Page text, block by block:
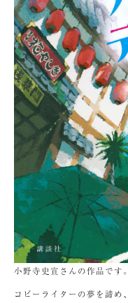
小野寺史宣さんの作品です。
コピーライターの夢を諦め